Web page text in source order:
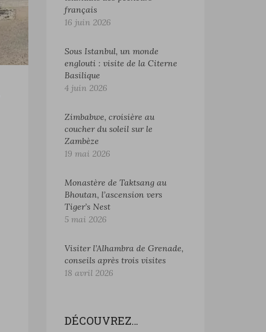
français
16 juin 2026
Sous Istanbul, un monde
englouti : visite de la Citerne
Basilique
4 juin 2026
Zimbabwe, croisière au
coucher du soleil sur le
Zambèze
19 mai 2026
Monastère de Taktsang au
Bhoutan, l’ascension vers
Tiger’s Nest
5 mai 2026
Visiter l’Alhambra de Grenade,
conseils après trois visites
18 avril 2026
DÉCOUVREZ…